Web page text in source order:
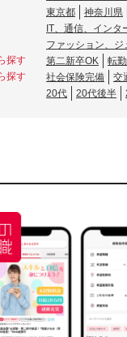
東京都 神奈川県
IT、通信、インタ
ファッション、
探す
第二新卒OK 転
探す
社会保険完備 交
20代 20代後半